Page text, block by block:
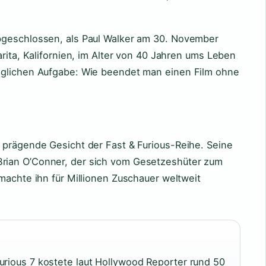
als Paul Walker am 30. November
Kalifornien, im Alter von 40 Jahren ums Leben
Aufgabe: Wie beendet man einen Film ohne
Gesicht der Fast & Furious-Reihe. Seine
O’Conner, der sich vom Gesetzeshüter zum
ihn für Millionen Zuschauer weltweit
7 kostete laut Hollywood Reporter rund 50